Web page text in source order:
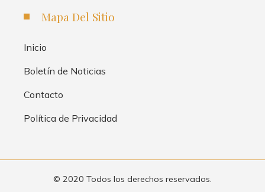
Mapa Del Sitio
Inicio
Boletín de Noticias
Contacto
Política de Privacidad
© 2020 Todos los derechos reservados.